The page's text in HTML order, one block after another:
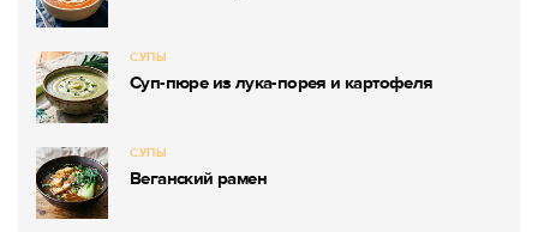
СУПЫ
Суп-пюре из лука-порея и картофеля
СУПЫ
Веганский рамен